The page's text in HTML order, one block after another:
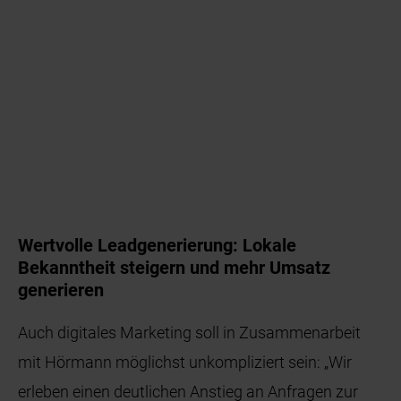
Wertvolle Leadgenerierung: Lokale
Bekanntheit steigern und mehr Umsatz
generieren
Auch digitales Marketing soll in Zusammenarbeit
mit Hörmann möglichst unkompliziert sein: „Wir
erleben einen deutlichen Anstieg an Anfragen zur